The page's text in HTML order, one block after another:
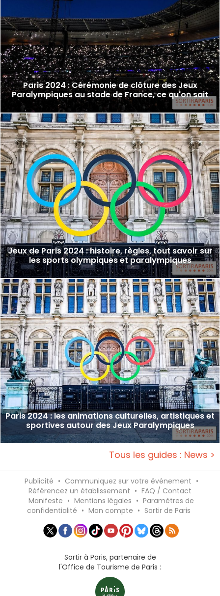
Paris 2024 : Cérémonie de clôture des Jeux
Paralympiques au stade de France, ce qu'on sait
Jeux de Paris 2024 : histoire, règles, tout savoir sur
les sports olympiques et paralympiques
Paris 2024 : les animations culturelles, artistiques et
sportives autour des Jeux Paralympiques
Tous les guides : News >
Publicité • Communiquez sur votre événement •
Référencez un établissement • FAQ / Contact
Manifeste • Mentions légales • Paramètres de
confidentialité • Mon compte • Sortir de Paris
Sortir à Paris, partenaire de
l'Office de Tourisme de Paris :